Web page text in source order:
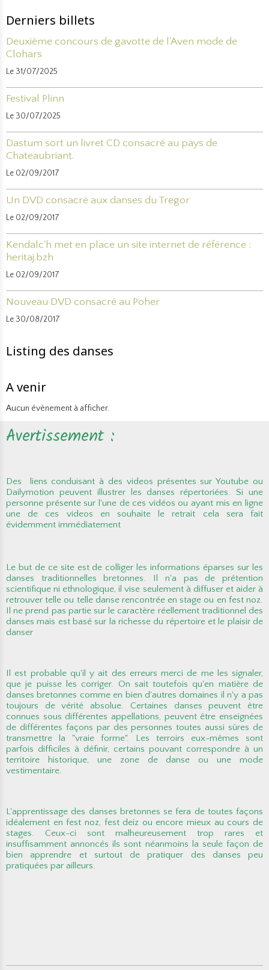
Derniers billets
Deuxième concours de gavotte de l'Aven mode de
Clohars
Le 31/07/2025
Festival Plinn
Le 30/07/2025
Dastum sort un livret CD consacré au pays de
Chateaubriant.
Le 02/09/2017
Un DVD consacré aux danses du Tregor
Le 02/09/2017
Kendalc'h met en place un site internet de référence :
heritaj.bzh
Le 02/09/2017
Nouveau DVD consacré au Poher
Le 30/08/2017
Listing des danses
A venir
Aucun évènement à afficher.
Avertissement :
Des liens conduisant à des videos présentes sur Youtube ou
Dailymotion peuvent illustrer les danses répertoriées. Si une
personne présente sur l'une de ces vidéos ou ayant mis en ligne
une de ces videos en souhaite le retrait cela sera fait
évidemment immédiatement
Le but de ce site est de colliger les informations éparses sur les
danses traditionnelles bretonnes. Il n'a pas de prétention
scientifique ni ethnologique, il vise seulement à diffuser et aider à
retrouver telle ou telle danse rencontrée en stage ou en fest noz.
Il ne prend pas partie sur le caractère réellement traditionnel des
danses mais est basé sur la richesse du répertoire et le plaisir de
danser
Il est probable qu'il y ait des erreurs merci de me les signaler,
que je puisse les corriger. On sait toutefois qu'en matière de
danses bretonnes comme en bien d'autres domaines il n'y a pas
toujours de vérité absolue. Certaines danses peuvent être
connues sous différentes appellations, peuvent être enseignées
de différentes façons par des personnes toutes aussi sûres de
transmettre la "vraie forme". Les terroirs eux-mêmes sont
parfois difficiles à définir, certains pouvant correspondre à un
territoire historique, une zone de danse ou une mode
vestimentaire.
L'apprentissage des danses bretonnes se fera de toutes façons
idéalement en fest noz, fest deiz ou encore mieux au cours de
stages. Ceux-ci sont malheureusement trop rares et
insuffisamment annoncés ils sont néanmoins la seule façon de
bien apprendre et surtout de pratiquer des danses peu
pratiquées par ailleurs.